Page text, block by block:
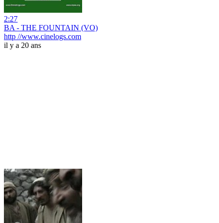
2:27
BA - THE FOUNTAIN (VO)
http //www.cinelogs.com
il y a 20 ans